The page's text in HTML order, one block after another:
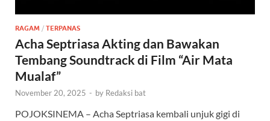
RAGAM / TERPANAS
Acha Septriasa Akting dan Bawakan
Tembang Soundtrack di Film “Air Mata
Mualaf”
November 20, 2025 - by Redaksi bat
POJOKSINEMA – Acha Septriasa kembali unjuk gigi di